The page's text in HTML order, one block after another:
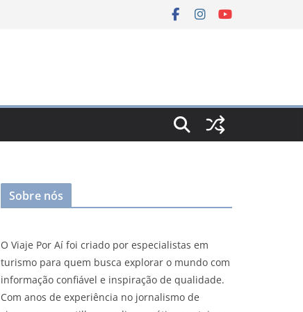
Sobre nós
O Viaje Por Aí foi criado por especialistas em
turismo para quem busca explorar o mundo com
informação confiável e inspiração de qualidade.
Com anos de experiência no jornalismo de